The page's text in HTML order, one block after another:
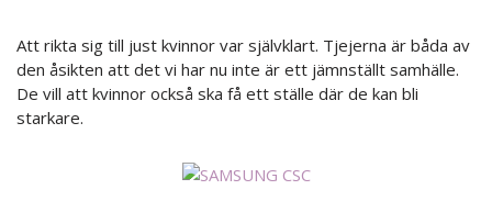
Att rikta sig till just kvinnor var självklart. Tjejerna är båda av
den åsikten att det vi har nu inte är ett jämnställt samhälle.
De vill att kvinnor också ska få ett ställe där de kan bli
starkare.